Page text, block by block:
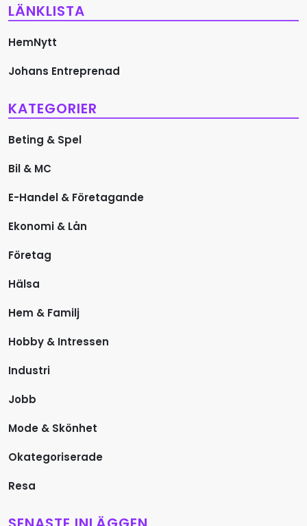
g
s
n
a
v
i
g
e
r
i
n
g
LÄNKLISTA
HemNytt
Johans Entreprenad
KATEGORIER
Beting & Spel
Bil & MC
E-Handel & Företagande
Ekonomi & Lån
Företag
Hälsa
Hem & Familj
Hobby & Intressen
Industri
Jobb
Mode & Skönhet
Okategoriserade
Resa